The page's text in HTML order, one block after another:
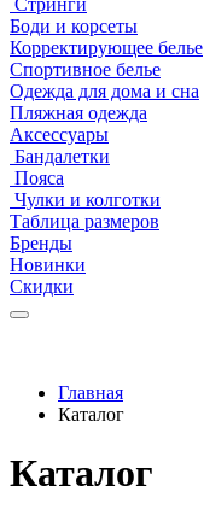
Стринги
Боди и корсеты
Корректирующее белье
Спортивное белье
Одежда для дома и сна
Пляжная одежда
Аксессуары
Бандалетки
Пояса
Чулки и колготки
Таблица размеров
Бренды
Новинки
Скидки
Главная
Каталог
Каталог